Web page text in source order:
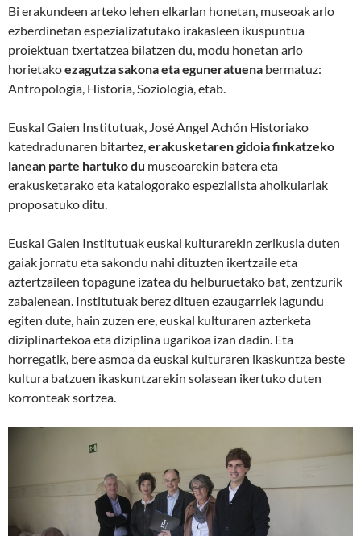
Bi erakundeen arteko lehen elkarlan honetan, museoak arlo
ezberdinetan espezializatutako irakasleen ikuspuntua
proiektuan txertatzea bilatzen du, modu honetan arlo
horietakoezagutza sakona eta eguneratuena bermatuz:
Antropologia, Historia, Soziologia, etab.
Euskal Gaien Institutuak, José Angel Achón Historiako
katedradunaren bitartez,erakusketaren gidoia finkatzeko
lanean parte hartuko du museoarekin batera eta
erakusketarako eta katalogorako espezialista aholkulariak
proposatuko ditu.
Euskal Gaien Institutuak euskal kulturarekin zerikusia duten
gaiak jorratu eta sakondu nahi dituzten ikertzaile eta
aztertzaileen topagune izatea du helburuetako bat, zentzurik
zabalenean. Institutuak berez dituen ezaugarriek lagundu
egiten dute, hain zuzen ere, euskal kulturaren azterketa
diziplinartekoa eta diziplina ugarikoa izan dadin. Eta
horregatik, bere asmoa da euskal kulturaren ikaskuntza beste
kultura batzuen ikaskuntzarekin solasean ikertuko duten
korronteak sortzea.